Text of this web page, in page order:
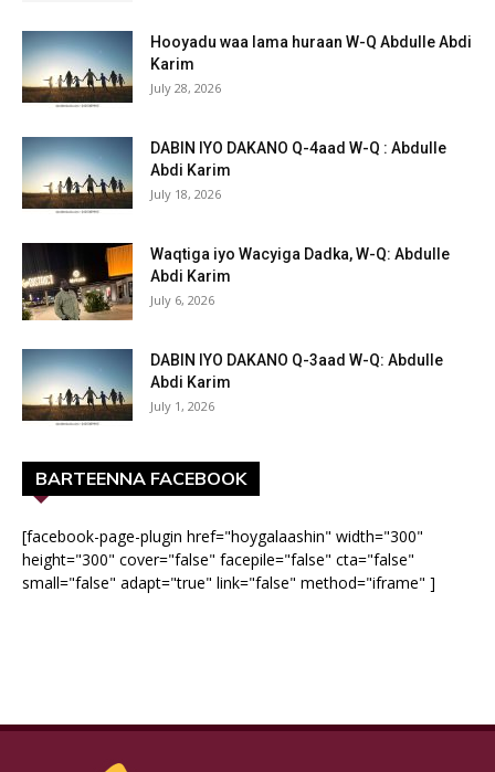
Hooyadu waa lama huraan W-Q Abdulle Abdi
Karim
July 28, 2026
DABIN IYO DAKANO Q-4aad W-Q : Abdulle
Abdi Karim
July 18, 2026
Waqtiga iyo Wacyiga Dadka, W-Q: Abdulle
Abdi Karim
July 6, 2026
DABIN IYO DAKANO Q-3aad W-Q: Abdulle
Abdi Karim
July 1, 2026
BARTEENNA FACEBOOK
[facebook-page-plugin href="hoygalaashin" width="300"
height="300" cover="false" facepile="false" cta="false"
small="false" adapt="true" link="false" method="iframe" ]